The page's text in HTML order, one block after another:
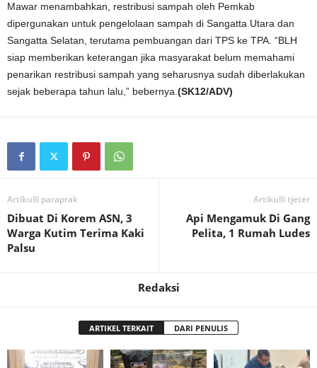
Mawar menambahkan, restribusi sampah oleh Pemkab
dipergunakan untuk pengelolaan sampah di Sangatta Utara dan
Sangatta Selatan, terutama pembuangan dari TPS ke TPA. “BLH
siap memberikan keterangan jika masyarakat belum memahami
penarikan restribusi sampah yang seharusnya sudah diberlakukan
sejak beberapa tahun lalu,” bebernya. (SK12/ADV)
Artikulli paraprak
Dibuat Di Korem ASN, 3
Warga Kutim Terima Kaki
Palsu
Artikulli tjetër
Api Mengamuk Di Gang
Pelita, 1 Rumah Ludes
Redaksi
ARTIKEL TERKAIT DARI PENULIS